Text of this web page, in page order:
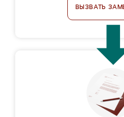
ВЫЗВАТЬ